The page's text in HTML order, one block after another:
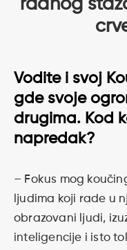
radnog
Vodite i svoj
gde svoje
drugima. Kod
napredak?
– Fokus mog
ljudima koji rade u
obrazovani ljudi,
inteligencije i isto